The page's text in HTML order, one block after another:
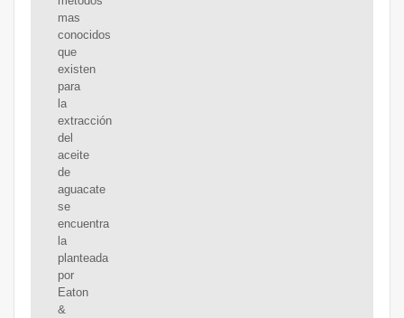
mas
conocidos
que
existen
para
la
extracción
del
aceite
de
aguacate
se
encuentra
la
planteada
por
Eaton
&